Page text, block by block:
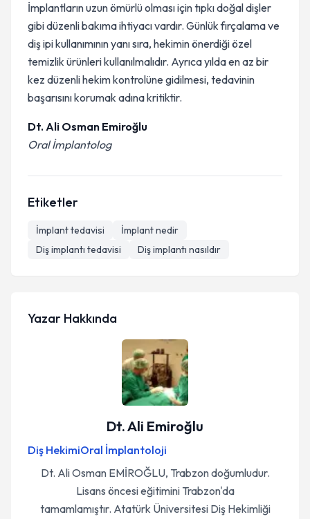
İmplantların uzun ömürlü olması için tıpkı doğal dişler
gibi düzenli bakıma ihtiyacı vardır. Günlük fırçalama ve
diş ipi kullanımının yanı sıra, hekimin önerdiği özel
temizlik ürünleri kullanılmalıdır. Ayrıca yılda en az bir
kez düzenli hekim kontrolüne gidilmesi, tedavinin
başarısını korumak adına kritiktir.
Dt. Ali Osman Emiroğlu
Oral İmplantolog
Etiketler
İmplant tedavisi
İmplant nedir
Diş implantı tedavisi
Diş implantı nasıldır
Yazar Hakkında
Dt. Ali Emiroğlu
Diş HekimiOral İmplantoloji
Dt. Ali Osman EMİROĞLU, Trabzon doğumludur.
Lisans öncesi eğitimini Trabzon'da
tamamlamıştır. Atatürk Üniversitesi Diş Hekimliği